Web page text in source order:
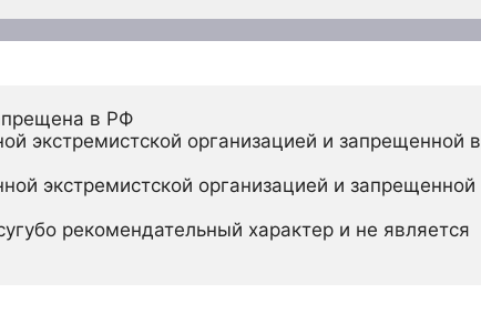
в РФ
экстремистской организацией и запрещенной в
экстремистской организацией и запрещенной
рекомендательный характер и не является